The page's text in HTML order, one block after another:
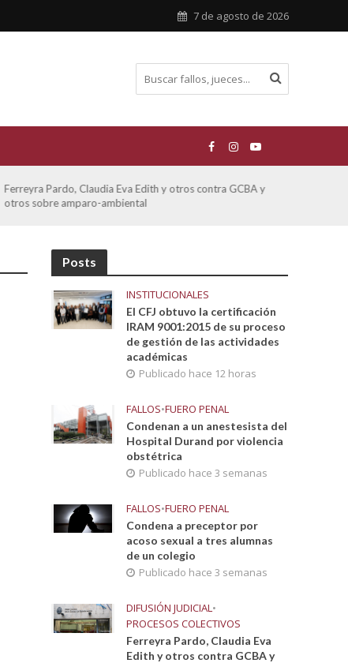
7 de agosto de 2026
ATE contra GCBA sobre amparo – empleo publico otros
Posts
INSTITUCIONALES
El CFJ obtuvo la certificación
IRAM 9001:2015 de su proceso
de gestión de las actividades
académicas
Publicado hace 12 horas
FALLOS•FUERO PENAL
Condenan a un anestesista del
Hospital Durand por violencia
obstétrica
Publicado hace 3 semanas
FALLOS•FUERO PENAL
Condena a preceptor por
acoso sexual a tres alumnas
de un colegio
Publicado hace 3 semanas
DIFUSIÓN JUDICIAL•
PROCESOS COLECTIVOS
Ferreyra Pardo, Claudia Eva
Edith y otros contra GCBA y